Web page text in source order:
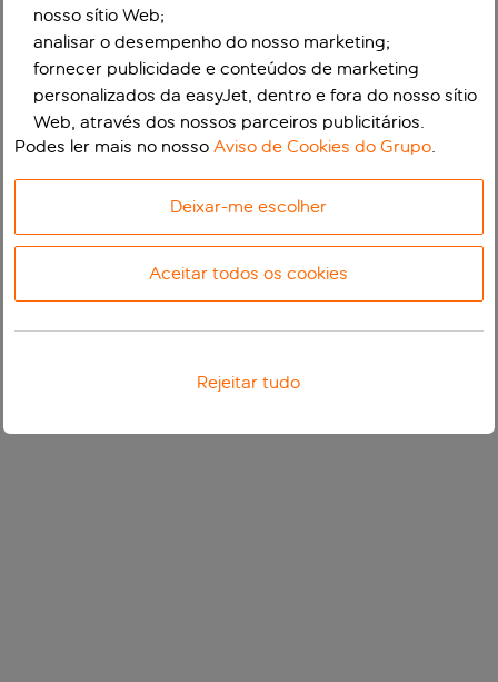
nosso sítio Web;
analisar o desempenho do nosso marketing;
fornecer publicidade e conteúdos de marketing
personalizados da easyJet, dentro e fora do nosso sítio
Web, através dos nossos parceiros publicitários.
Podes ler mais no nossoAviso de Cookies do Grupo.
Deixar-me escolher
Aceitar todos os cookies
Rejeitar tudo